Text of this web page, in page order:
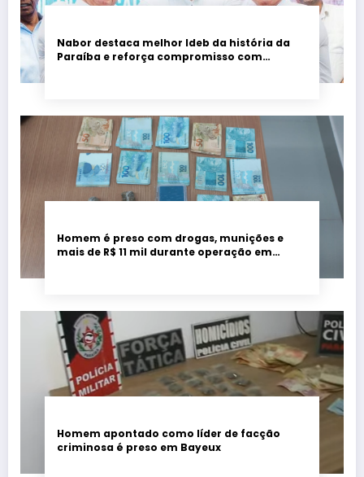
Nabor destaca melhor Ideb da história da
Paraíba e reforça compromisso com
Homem é preso com drogas, munições e
mais de R$ 11 mil durante operação em
Homem apontado como líder de facção
criminosa é preso em Bayeux